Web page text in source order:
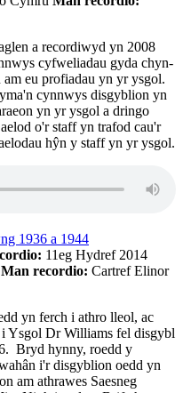
a recordiwyd yn 2008
cyfweliadau gyda chyn-
eu profiadau yn yr ysgol.
cynnwys disgyblion yn
yn yr ysgol a dringo
o'r staff yn trafod cau'r
hŷn y staff yn yr ysgol.
1936 a 1944
11eg Hydref 2014
Man recordio: Cartref Elinor
yn ferch i athro lleol, ac
Ysgol Dr Williams fel disgybl
Bryd hynny, roedd y
i'r disgyblion oedd yn
am athrawes Saesneg